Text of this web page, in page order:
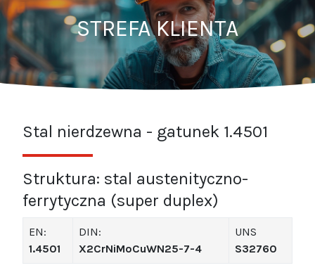
STREFA KLIENTA
Stal nierdzewna - gatunek 1.4501
Struktura: stal austenityczno-
ferrytyczna (super duplex)
EN:
1.4501
DIN:
X2CrNiMoCuWN25-7-4
UNS
S32760